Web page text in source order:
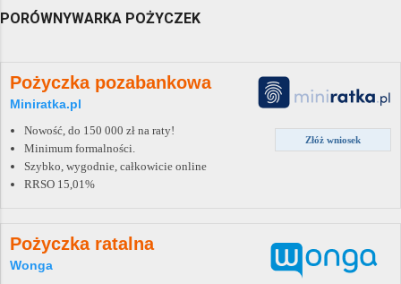
PORÓWNYWARKA POŻYCZEK
Pożyczka pozabankowa
Miniratka.pl
Złóż wniosek
Nowość, do 150 000 zł na raty!
Minimum formalności.
Szybko, wygodnie, całkowicie online
RRSO 15,01%
Pożyczka ratalna
Wonga